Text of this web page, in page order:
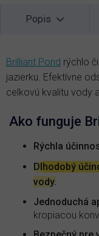
Popis
Brilliant Pond rýchlo
jazierku. Efektívne
celkovú kvalitu vody
Ako funguje
Rýchla
Dlhodobý
vody.
Jednoduchá
kropiacou